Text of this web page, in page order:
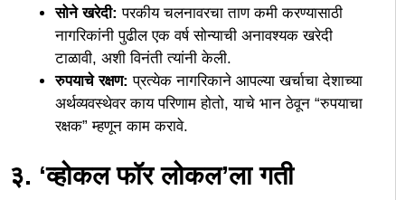
सोने खरेदी: परकीय चलनावरचा ताण कमी करण्यासाठी
नागरिकांनी पुढील एक वर्ष सोन्याची अनावश्यक खरेदी
टाळावी, अशी विनंती त्यांनी केली.
रुपयाचे रक्षण: प्रत्येक नागरिकाने आपल्या खर्चाचा देशाच्या
अर्थव्यवस्थेवर काय परिणाम होतो, याचे भान ठेवून “रुपयाचा
रक्षक” म्हणून काम करावे.
३. ‘व्होकल फॉर लोकल’ला गती